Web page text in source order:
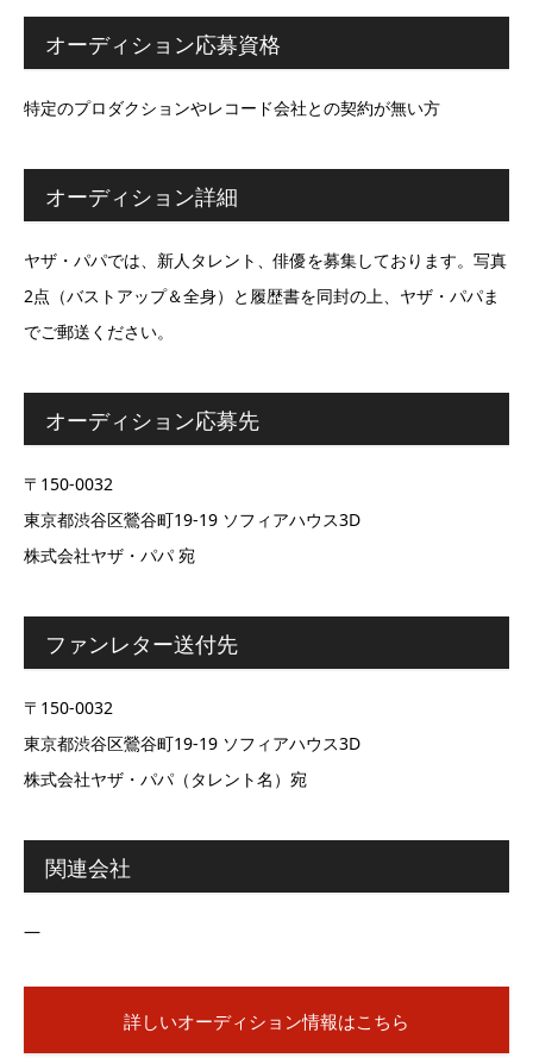
オーディション応募資格
特定のプロダクションやレコード会社との契約が無い方
オーディション詳細
ヤザ・パパでは、新人タレント、俳優を募集しております。写真
2点（バストアップ＆全身）と履歴書を同封の上、ヤザ・パパま
でご郵送ください。
オーディション応募先
〒150-0032
東京都渋谷区鶯谷町19-19 ソフィアハウス3D
株式会社ヤザ・パパ 宛
ファンレター送付先
〒150-0032
東京都渋谷区鶯谷町19-19 ソフィアハウス3D
株式会社ヤザ・パパ（タレント名）宛
関連会社
―
詳しいオーディション情報はこちら